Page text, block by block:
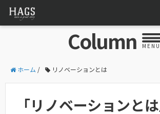
Column MENU
ホーム / リノベーションとは
「リノベーションと